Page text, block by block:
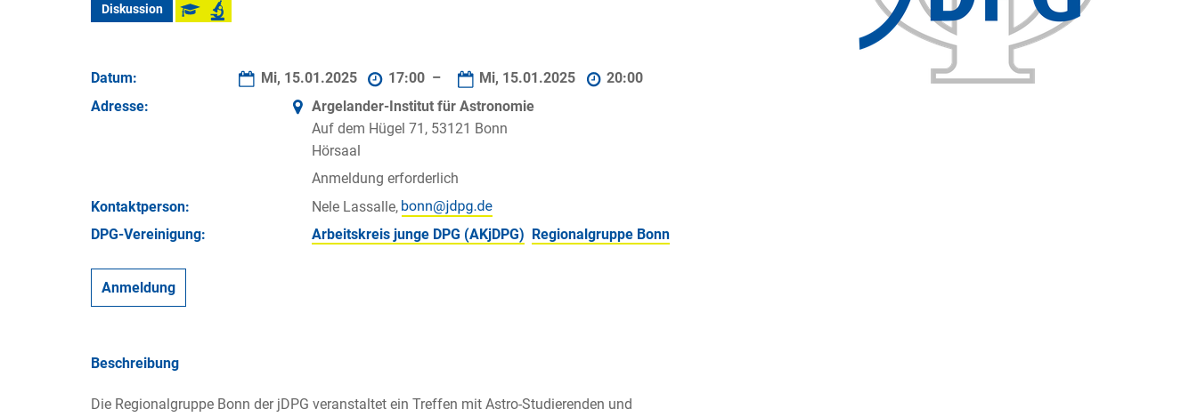
Diskussion
Datum: Mi, 15.01.2025 17:00 – Mi, 15.01.2025
20:00
Adresse:
Argelander-Institut für Astronomie
Auf dem Hügel 71, 53121 Bonn
Hörsaal
Anmeldung erforderlich
Kontakt­person:
Nele Lassalle,
DPG-Vereinigung:
Arbeitskreis junge DPG (AKjDPG) Regionalgruppe Bonn
Anmeldung
Beschreibung
Die Regionalgruppe Bonn der jDPG veranstaltet ein Treffen mit Astro-Studierenden und